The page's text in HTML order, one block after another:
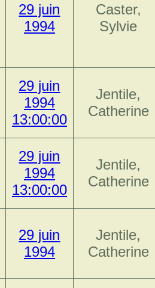
29 juin
1994
Caster,
Sylvie
29 juin
1994
13:00:00
Jentile,
Catherine
29 juin
1994
13:00:00
Jentile,
Catherine
29 juin
1994
Jentile,
Catherine